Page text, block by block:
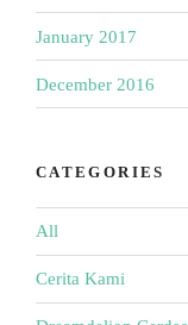
January 2017
December 2016
CATEGORIES
All
Cerita Kami